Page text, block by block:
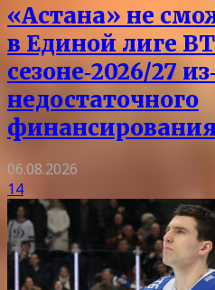
«Астана» не
в Единой лиге
сезоне‑2026/27
недостаточного
финансирования
06.08.2026
14